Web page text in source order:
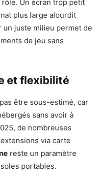
Un écran trop petit
plus large alourdit
un juste milieu permet de
de jeu sans
et flexibilité
être sous-estimé, car
sans avoir à
de nombreuses
via carte
reste un paramètre
portables.